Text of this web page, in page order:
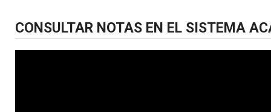
CONSULTAR NOTAS EN EL SISTEMA